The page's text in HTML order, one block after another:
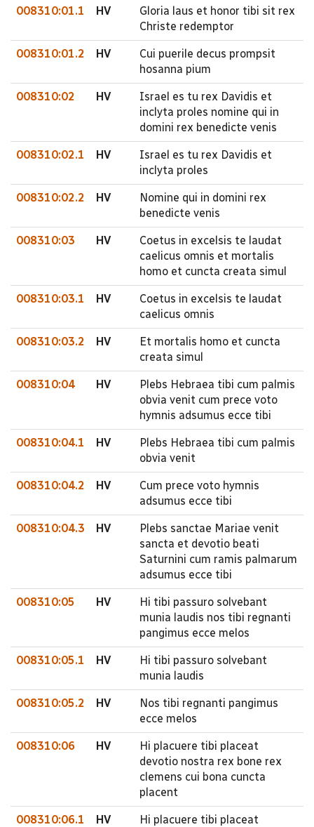
008310:01.1 HV
Gloria laus et honor tibi sit rex
Christe redemptor
008310:01.2 HV
Cui puerile decus prompsit
hosanna pium
008310:02 HV
Israel es tu rex Davidis et
inclyta proles nomine qui in
domini rex benedicte venis
008310:02.1 HV
Israel es tu rex Davidis et
inclyta proles
008310:02.2 HV
Nomine qui in domini rex
benedicte venis
008310:03 HV
Coetus in excelsis te laudat
caelicus omnis et mortalis
homo et cuncta creata simul
008310:03.1 HV
Coetus in excelsis te laudat
caelicus omnis
008310:03.2 HV
Et mortalis homo et cuncta
creata simul
008310:04 HV
Plebs Hebraea tibi cum palmis
obvia venit cum prece voto
hymnis adsumus ecce tibi
008310:04.1 HV
Plebs Hebraea tibi cum palmis
obvia venit
008310:04.2 HV
Cum prece voto hymnis
adsumus ecce tibi
008310:04.3 HV
Plebs sanctae Mariae venit
sancta et devotio beati
Saturnini cum ramis palmarum
adsumus ecce tibi
008310:05 HV
Hi tibi passuro solvebant
munia laudis nos tibi regnanti
pangimus ecce melos
008310:05.1 HV
Hi tibi passuro solvebant
munia laudis
008310:05.2 HV
Nos tibi regnanti pangimus
ecce melos
008310:06 HV
Hi placuere tibi placeat
devotio nostra rex bone rex
clemens cui bona cuncta
placent
008310:06.1 HV
Hi placuere tibi placeat